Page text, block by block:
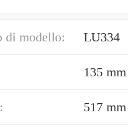
di modello: LU334
135 mm
517 mm